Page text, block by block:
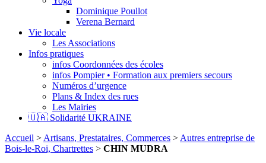
Dominique Poullot
Verena Bernard
Vie locale
Les Associations
Infos pratiques
infos Coordonnées des écoles
infos Pompier • Formation aux premiers secours
Numéros d’urgence
Plans & Index des rues
Les Mairies
🇺🇦 Solidarité UKRAINE
Accueil > Artisans, Prestataires, Commerces > Autres entreprise de
Bois-le-Roi, Chartrettes > CHIN MUDRA